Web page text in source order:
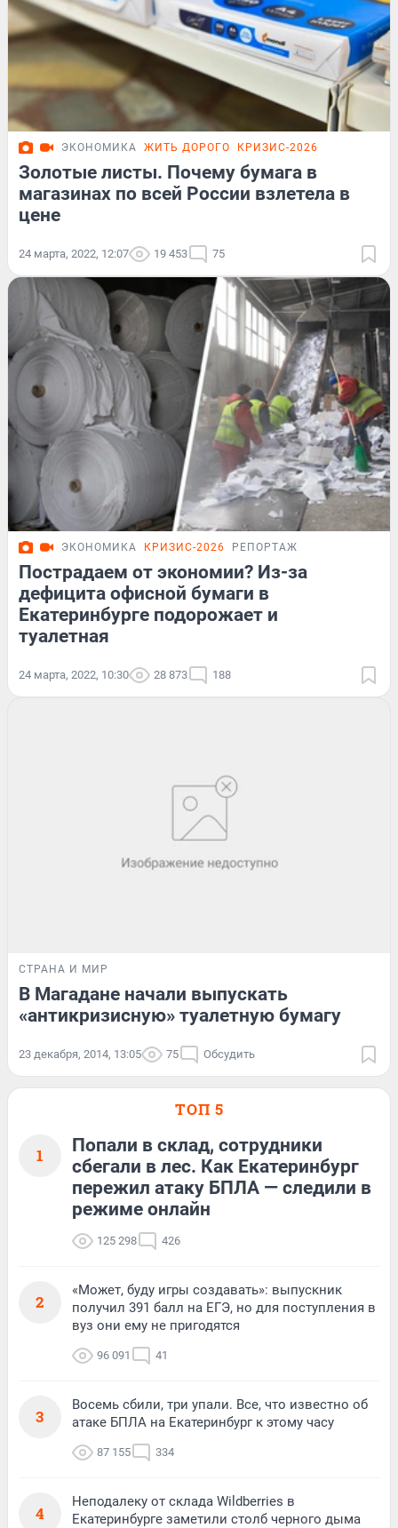
ЭКОНОМИКА ЖИТЬ ДОРОГО КРИЗИС-2026
Золотые листы. Почему бумага в
магазинах по всей России взлетела в
цене
24 марта, 2022, 12:07 19 453 75
ЭКОНОМИКА КРИЗИС-2026 РЕПОРТАЖ
Пострадаем от экономии? Из-за
дефицита офисной бумаги в
Екатеринбурге подорожает и
туалетная
24 марта, 2022, 10:30 28 873 188
СТРАНА И МИР
В Магадане начали выпускать
«антикризисную» туалетную бумагу
23 декабря, 2014, 13:05 75 Обсудить
ТОП 5
1
Попали в склад, сотрудники
сбегали в лес. Как Екатеринбург
пережил атаку БПЛА — следили в
режиме онлайн
125 298 426
2
«Может, буду игры создавать»: выпускник
получил 391 балл на ЕГЭ, но для поступления в
вуз они ему не пригодятся
96 091 41
3
Восемь сбили, три упали. Все, что известно об
атаке БПЛА на Екатеринбург к этому часу
87 155 334
4
Неподалеку от склада Wildberries в
Екатеринбурге заметили столб черного дыма